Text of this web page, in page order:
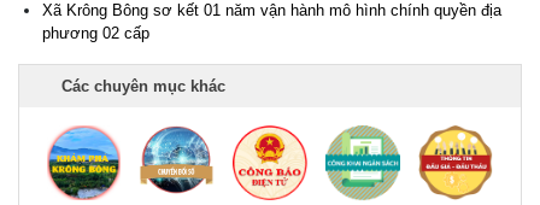
Xã Krông Bông sơ kết 01 năm vận hành mô hình chính quyền địa
phương 02 cấp
Các chuyên mục khác
phạm hành chính bị tịch thu sung công quỹ Nhà nước
(10/06/2026, 16:26)
Lịch tiếp công dân định kỳ của Thường trực HĐND xã tháng
05 năm 2026
(22/05/2026, 16:40)